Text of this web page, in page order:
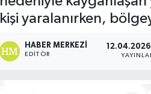
kişi yaralanırken,
HABER MERKEZI
EDITÖR